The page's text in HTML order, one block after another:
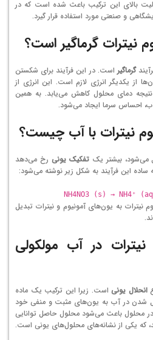
بالای این ترکیب باعث شده است که در
و صنعتی مورد استفاده قرار گیرد.
نیترات گرماگیر است؟
گرماگیر است. در این فرآیند برای شکستن
از یکدیگر انرژی لازم است. این انرژی از
دمای محلول کاهش می‌یابد. به همین
احساس سرما ایجاد می‌شود.
نیترات با آب چیست؟
می‌شود، بیشتر یک تفکیک یونی رخ می‌دهد
ساده این فرآیند به شکل زیر نوشته می‌شود:
NH4NO3 (s) → NH4⁺
نیترات به یون‌های آمونیوم و نیترات تبدیل
نیترات در آب مولکولی
انحلال یونی است. زیرا این ترکیب یک ماده
در آب به یون‌های مثبت و منفی خود
محلول باعث می‌شود محلول حاصل توانایی
که یکی از نشانه‌های محلول‌های یونی است.